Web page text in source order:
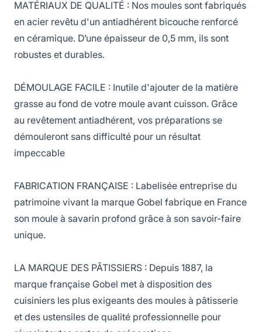
MATÉRIAUX DE QUALITÉ : Nos moules sont fabriqués
en acier revêtu d'un antiadhérent bicouche renforcé
en céramique. D’une épaisseur de 0,5 mm, ils sont
robustes et durables.
DÉMOULAGE FACILE : Inutile d'ajouter de la matière
grasse au fond de votre moule avant cuisson. Grâce
au revêtement antiadhérent, vos préparations se
démouleront sans difficulté pour un résultat
impeccable
FABRICATION FRANÇAISE : Labelisée entreprise du
patrimoine vivant la marque Gobel fabrique en France
son moule à savarin profond grâce à son savoir-faire
unique.
LA MARQUE DES PÂTISSIERS : Depuis 1887, la
marque française Gobel met à disposition des
cuisiniers les plus exigeants des moules à pâtisserie
et des ustensiles de qualité professionnelle pour